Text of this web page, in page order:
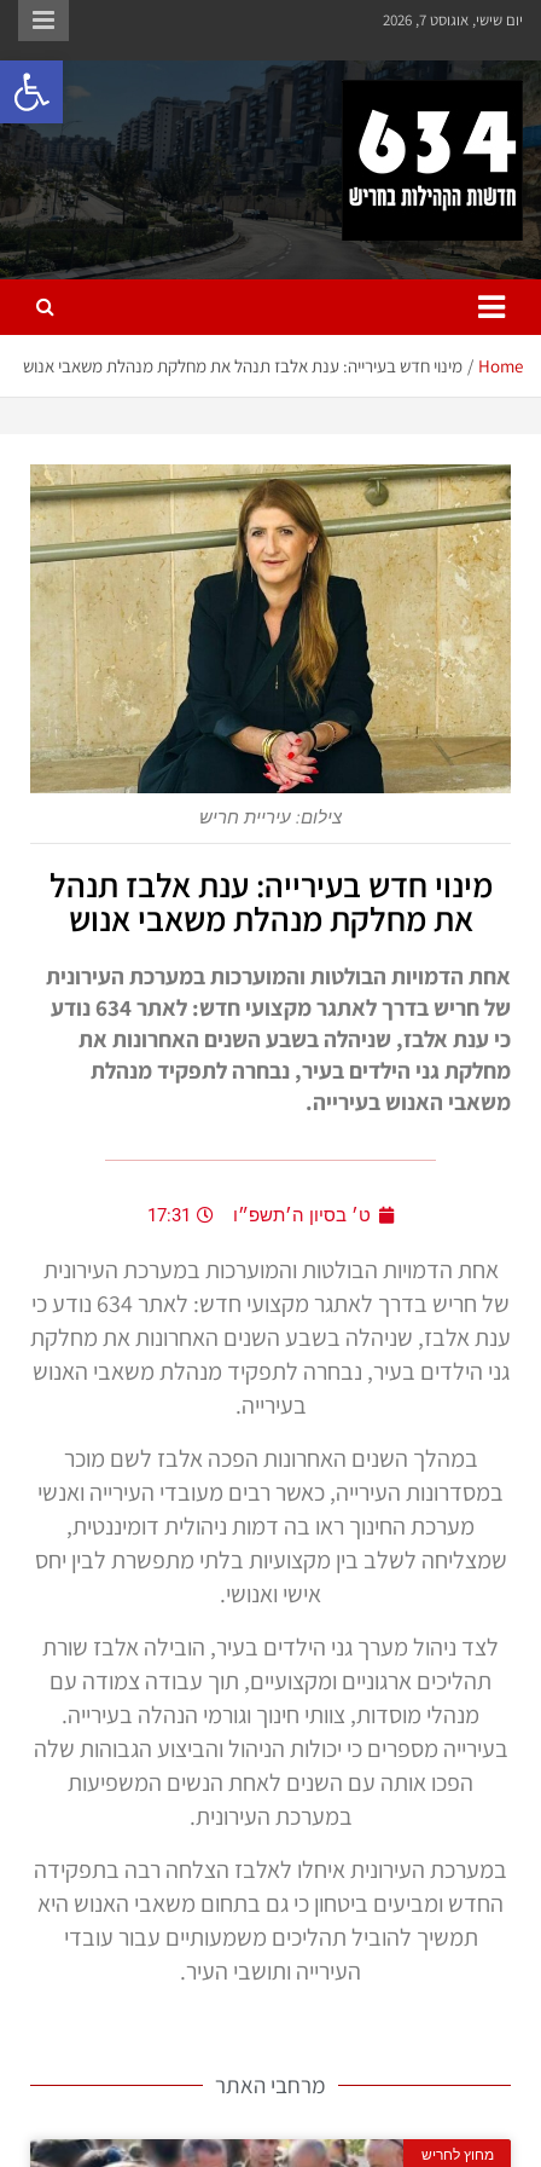
יום שישי, אוגוסט 7, 2026
חריש 634
חדשות הקהילות בחריש
Home מינוי חדש בעירייה: ענת אלבז תנהל את מחלקת מנהלת משאבי אנוש
צילום: עיריית חריש
מינוי חדש בעירייה: ענת אלבז תנהל
את מחלקת מנהלת משאבי אנוש
אחת הדמויות הבולטות והמוערכות במערכת העירונית
של חריש בדרך לאתגר מקצועי חדש: לאתר 634 נודע
כי ענת אלבז, שניהלה בשבע השנים האחרונות את
מחלקת גני הילדים בעיר, נבחרה לתפקיד מנהלת
משאבי האנוש בעירייה.
ט׳ בסיון ה׳תשפ״ו 17:31
אחת הדמויות הבולטות והמוערכות במערכת העירונית
של חריש בדרך לאתגר מקצועי חדש: לאתר 634 נודע כי
ענת אלבז, שניהלה בשבע השנים האחרונות את מחלקת
גני הילדים בעיר, נבחרה לתפקיד מנהלת משאבי האנוש
בעירייה.
במהלך השנים האחרונות הפכה אלבז לשם מוכר
במסדרונות העירייה, כאשר רבים מעובדי העירייה ואנשי
מערכת החינוך ראו בה דמות ניהולית דומיננטית,
שמצליחה לשלב בין מקצועיות בלתי מתפשרת לבין יחס
אישי ואנושי.
לצד ניהול מערך גני הילדים בעיר, הובילה אלבז שורת
תהליכים ארגוניים ומקצועיים, תוך עבודה צמודה עם
מנהלי מוסדות, צוותי חינוך וגורמי הנהלה בעירייה.
בעירייה מספרים כי יכולות הניהול והביצוע הגבוהות שלה
הפכו אותה עם השנים לאחת הנשים המשפיעות
במערכת העירונית.
במערכת העירונית איחלו לאלבז הצלחה רבה בתפקידה
החדש ומביעים ביטחון כי גם בתחום משאבי האנוש היא
תמשיך להוביל תהליכים משמעותיים עבור עובדי
העירייה ותושבי העיר.
מרחבי האתר
מחוץ לחריש